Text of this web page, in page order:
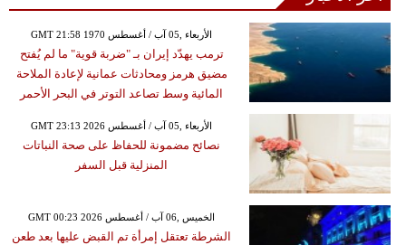
GMT 21:58 1970 الأربعاء ,05 آب / أغسطس
ترمب يهدّد إيران بـ "ضربة قوية" ما لم يُفتح
مضيق هرمز ومحادثات عمانية لإعادة الملاحة
المائية وسط تصاعد التوتر في البحر الأحمر
GMT 23:13 2026 الأربعاء ,05 آب / أغسطس
نصائح مضمونة للحفاظ على صحة النباتات
المنزلية قبل السفر
GMT 00:23 2026 الخميس ,06 آب / أغسطس
الشرطة تعتقل إمرأة تم القبض عليها بعد طعن